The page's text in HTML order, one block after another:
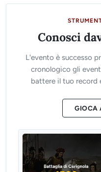
Conosci
L'evento è successo
cronologico gli
battere il tuo record
GIOCA